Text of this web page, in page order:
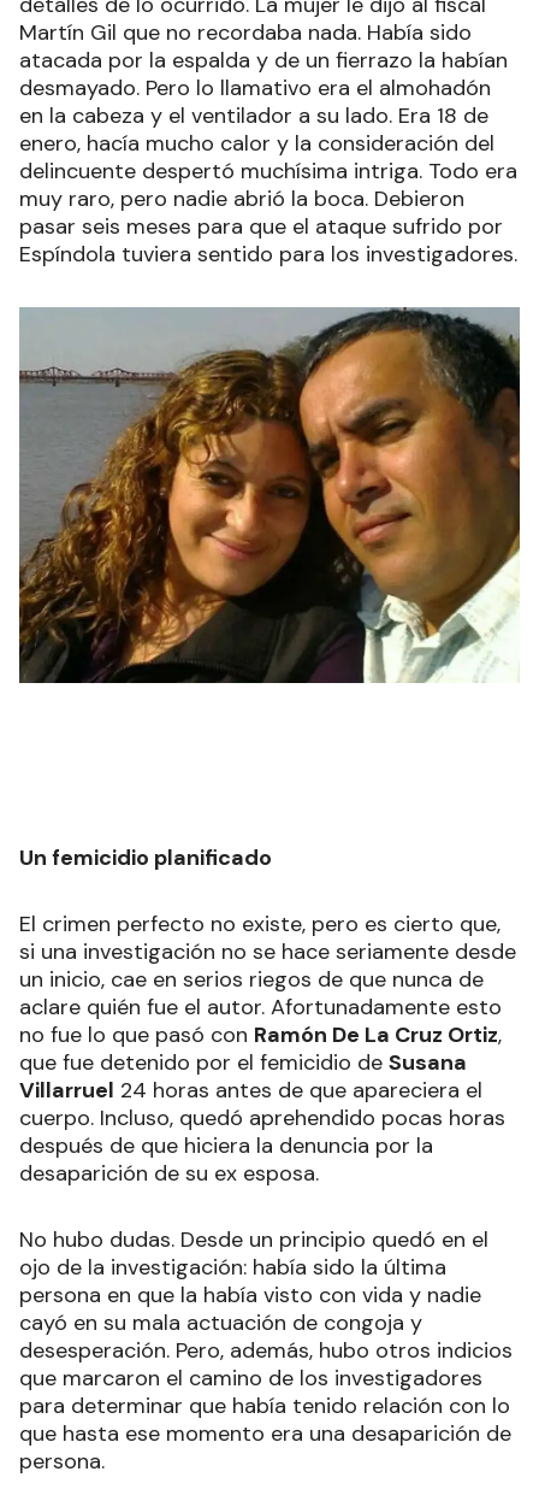
Martín Gil que no recordaba nada. Había sido
atacada por la espalda y de un fierrazo la habían
desmayado. Pero lo llamativo era el almohadón
en la cabeza y el ventilador a su lado. Era 18 de
enero, hacía mucho calor y la consideración del
delincuente despertó muchísima intriga. Todo era
muy raro, pero nadie abrió la boca. Debieron
pasar seis meses para que el ataque sufrido por
Espíndola tuviera sentido para los investigadores.
Un femicidio planificado
El crimen perfecto no existe, pero es cierto que,
si una investigación no se hace seriamente desde
un inicio, cae en serios riegos de que nunca de
aclare quién fue el autor. Afortunadamente esto
no fue lo que pasó con Ramón De La Cruz Ortiz,
que fue detenido por el femicidio de Susana
Villarruel 24 horas antes de que apareciera el
cuerpo. Incluso, quedó aprehendido pocas horas
después de que hiciera la denuncia por la
desaparición de su ex esposa.
No hubo dudas. Desde un principio quedó en el
ojo de la investigación: había sido la última
persona en que la había visto con vida y nadie
cayó en su mala actuación de congoja y
desesperación. Pero, además, hubo otros indicios
que marcaron el camino de los investigadores
para determinar que había tenido relación con lo
que hasta ese momento era una desaparición de
persona.